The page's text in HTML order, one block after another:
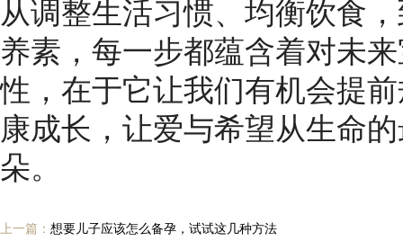
从调整生活习惯、均衡饮食
养素，每一步都蕴含着对未
性，在于它让我们有机会提
康成长，让爱与希望从生命
朵。
上一篇： 想要儿子应该怎么备孕，试试这几种方法